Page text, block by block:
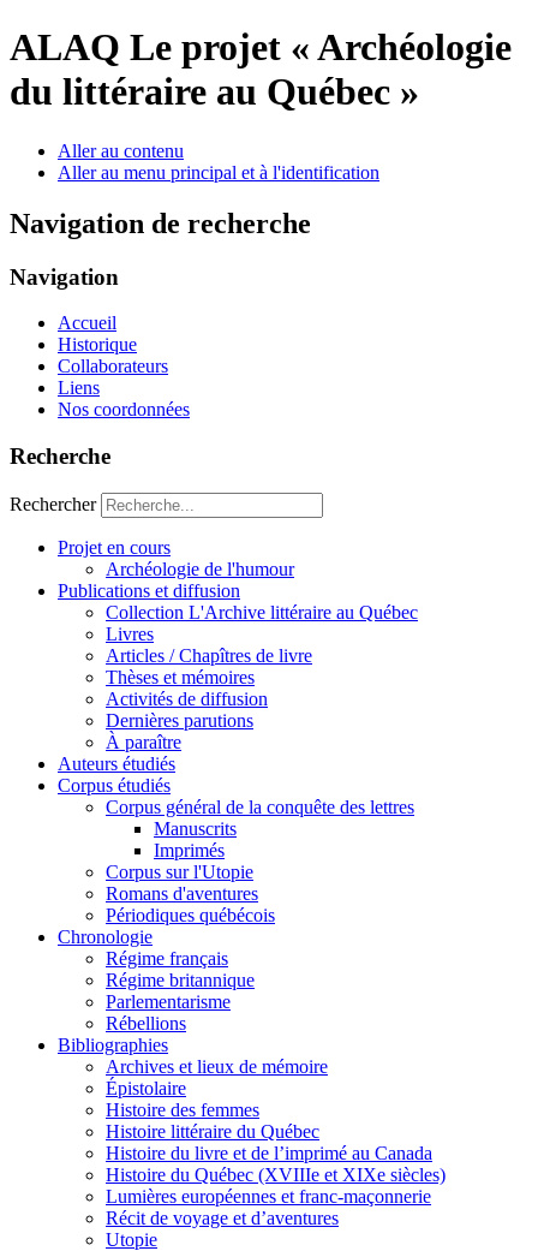
ALAQ Le projet « Archéologie
du littéraire au Québec »
Aller au contenu
Aller au menu principal et à l'identification
Navigation de recherche
Navigation
Accueil
Historique
Collaborateurs
Liens
Nos coordonnées
Recherche
Rechercher
Projet en cours
Archéologie de l'humour
Publications et diffusion
Collection L'Archive littéraire au Québec
Livres
Articles / Chapîtres de livre
Thèses et mémoires
Activités de diffusion
Dernières parutions
À paraître
Auteurs étudiés
Corpus étudiés
Corpus général de la conquête des lettres
Manuscrits
Imprimés
Corpus sur l'Utopie
Romans d'aventures
Périodiques québécois
Chronologie
Régime français
Régime britannique
Parlementarisme
Rébellions
Bibliographies
Archives et lieux de mémoire
Épistolaire
Histoire des femmes
Histoire littéraire du Québec
Histoire du livre et de l’imprimé au Canada
Histoire du Québec (XVIIIe et XIXe siècles)
Lumières européennes et franc-maçonnerie
Récit de voyage et d’aventures
Utopie